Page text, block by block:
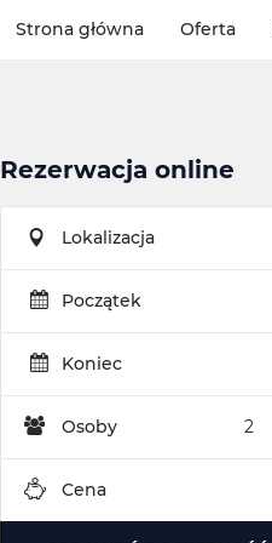
Strona główna Oferta
Rezerwacja online
Lokalizacja
Początek
Koniec
Osoby
Cena